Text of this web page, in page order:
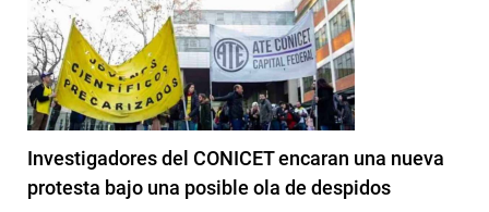
Investigadores del CONICET encaran una nueva
protesta bajo una posible ola de despidos